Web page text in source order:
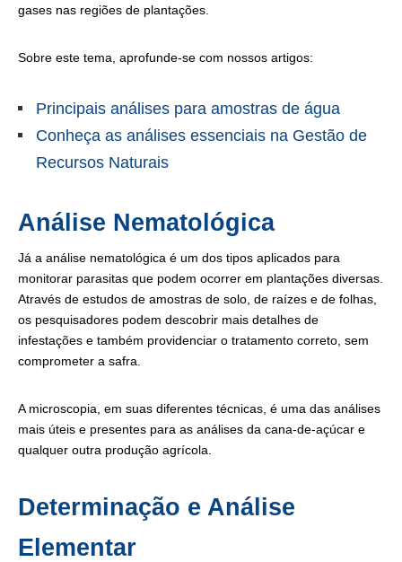
gases nas regiões de plantações.
Sobre este tema, aprofunde-se com nossos artigos:
Principais análises para amostras de água
Conheça as análises essenciais na Gestão de
Recursos Naturais
Análise Nematológica
Já a análise nematológica é um dos tipos aplicados para
monitorar parasitas que podem ocorrer em plantações diversas.
Através de estudos de amostras de solo, de raízes e de folhas,
os pesquisadores podem descobrir mais detalhes de
infestações e também providenciar o tratamento correto, sem
comprometer a safra.
A microscopia, em suas diferentes técnicas, é uma das análises
mais úteis e presentes para as análises da cana-de-açúcar e
qualquer outra produção agrícola.
Determinação e Análise
Elementar